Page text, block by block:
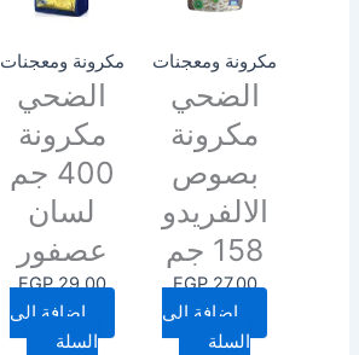
مكرونة ومعجنات
الضحي
مكرونة
بصوص
الالفريدو
158 جم
EGP27.00
إضافة إلى
السلة
مكرونة ومعجنات
الضحي
مكرونة
400 جم
لسان
عصفور
EGP29.00
إضافة إلى
السلة